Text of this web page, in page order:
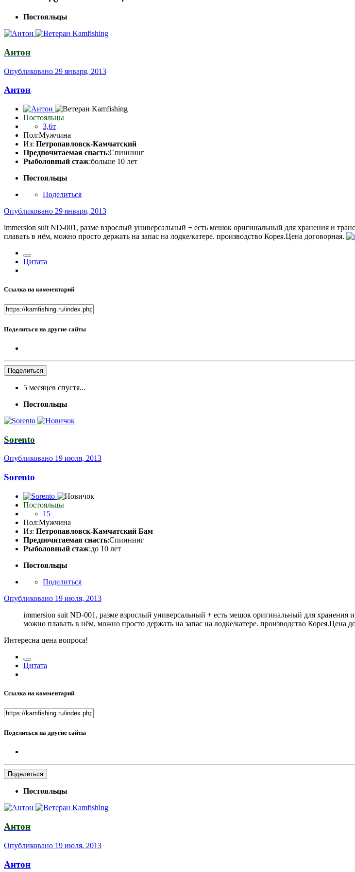
Постояльцы
Антон
Опубликовано 29 января, 2013
Антон
Постояльцы
3,6т
Пол:Мужчина
Из: Петропавловск-Камчатский
Предпочитаемая снасть:Спиннинг
Рыболовный стаж:больше 10 лет
Постояльцы
Поделиться
Опубликовано 29 января, 2013
immersion suit ND-001, разме взрослый универсальный + есть мешок оригинальный для хранения и
плавать в нём, можно просто держать на запас на лодке/катере. производство Корея.Цена договорная.
Цитата
Ссылка на комментарий
Поделиться на другие сайты
Поделиться
5 месяцев спустя...
Постояльцы
Sorento
Опубликовано 19 июля, 2013
Sorento
Постояльцы
15
Пол:Мужчина
Из: Петропавловск-Камчатский Бам
Предпочитаемая снасть:Спиннинг
Рыболовный стаж:до 10 лет
Постояльцы
Поделиться
Опубликовано 19 июля, 2013
immersion suit ND-001, разме взрослый универсальный + есть мешок оригинальный для
можно плавать в нём, можно просто держать на запас на лодке/катере. производство Корея.Цена
Интересна цена вопроса!
Цитата
Ссылка на комментарий
Поделиться на другие сайты
Поделиться
Постояльцы
Антон
Опубликовано 19 июля, 2013
Антон